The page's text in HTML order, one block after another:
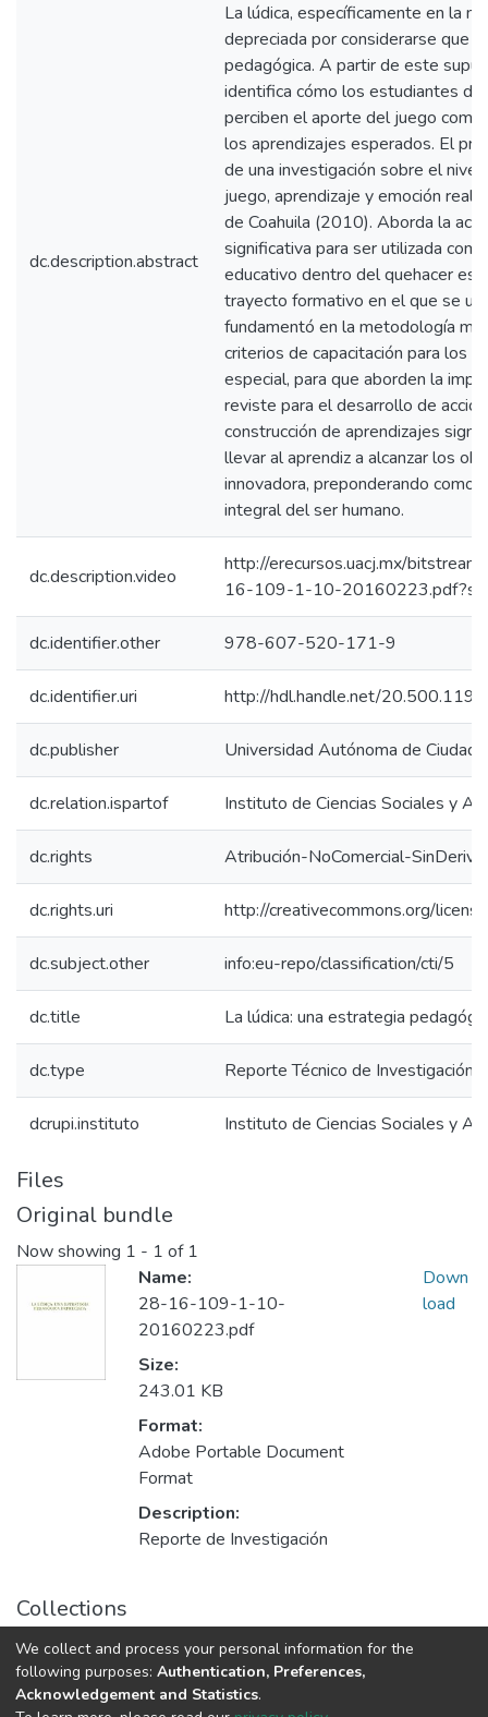
dc.description.abstract
La lúdica, específicamente en la
depreciada por considerarse que
pedagógica. A partir de este
identifica cómo los estudiantes de
perciben el aporte del juego
los aprendizajes esperados. El
de una investigación sobre el
juego, aprendizaje y emoción
de Coahuila (2010). Aborda la
significativa para ser utilizada
educativo dentro del quehacer
trayecto formativo en el que se
fundamentó en la metodología
criterios de capacitación para los
especial, para que aborden la
reviste para el desarrollo de
construcción de aprendizajes
llevar al aprendiz a alcanzar los
innovadora, preponderando como
integral del ser humano.
dc.description.video
http://erecursos.uacj.mx/
16-109-1-10-
dc.identifier.other 978-607-520-171-9
dc.identifier.uri http://hdl.handle.net/
dc.publisher Universidad Autónoma de Ciudad
dc.relation.ispartof Instituto de Ciencias Sociales y
dc.rights Atribución-NoComercial-
dc.rights.uri http://creativecommons.org/
dc.subject.other info:eu-repo/classification/cti/5
dc.title La lúdica: una estrategia
dc.type Reporte Técnico de Investigación
dcrupi.instituto Instituto de Ciencias Sociales y
Files
Original bundle
Now showing 1 - 1 of 1
Name:
28-16-109-1-10-
20160223.pdf
Size:
243.01 KB
Format:
Adobe Portable Document
Format
Description:
Reporte de Investigación
Down
load
Collections
ICSA Reporte Técnico de Investigación
We collect and process your personal information for the
following purposes: Authentication, Preferences,
Acknowledgement and Statistics.